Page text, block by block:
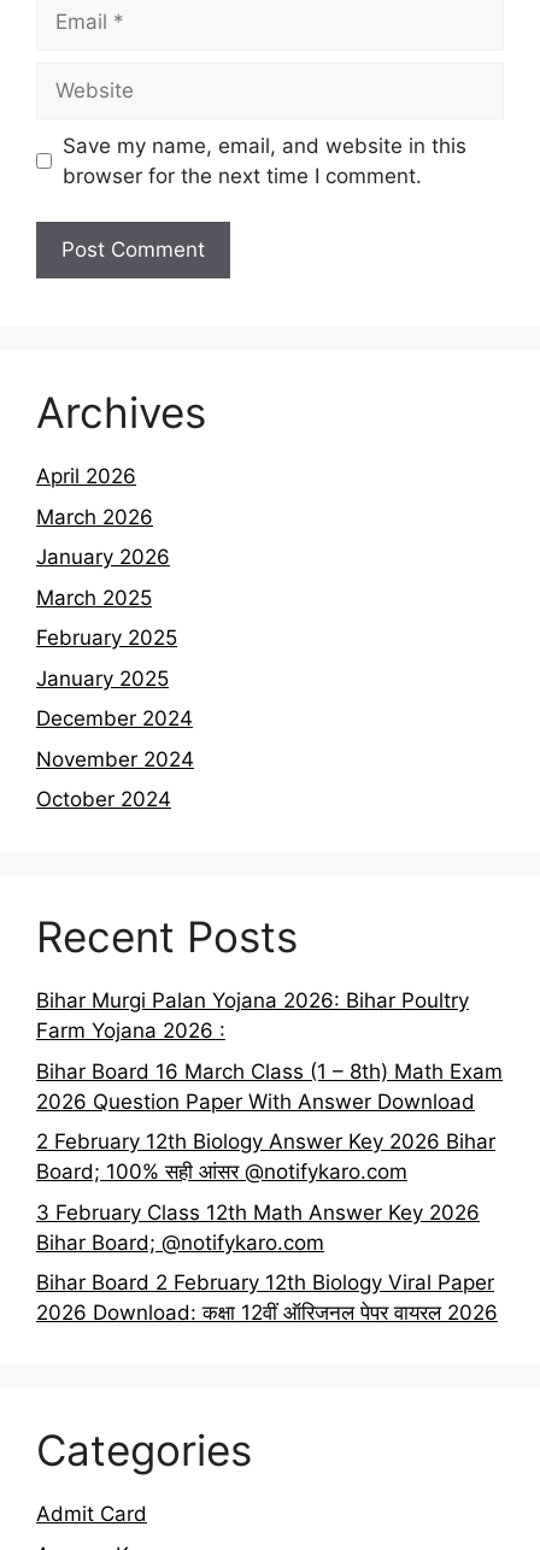
Save my name, email, and website in this
browser for the next time I comment.
Archives
April 2026
March 2026
January 2026
March 2025
February 2025
January 2025
December 2024
November 2024
October 2024
Recent Posts
Bihar Murgi Palan Yojana 2026: Bihar Poultry
Farm Yojana 2026 :
Bihar Board 16 March Class (1 – 8th) Math Exam
2026 Question Paper With Answer Download
2 February 12th Biology Answer Key 2026 Bihar
Board; 100% सही आंसर @notifykaro.com
3 February Class 12th Math Answer Key 2026
Bihar Board; @notifykaro.com
Bihar Board 2 February 12th Biology Viral Paper
2026 Download: कक्षा 12वीं ऑरिजनल पेपर वायरल 2026
Categories
Admit Card